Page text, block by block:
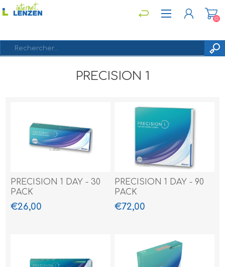
(0)
PRECISION 1
PRECISION 1 DAY - 30
PACK
€26,00
PRECISION 1 DAY - 90
PACK
€72,00